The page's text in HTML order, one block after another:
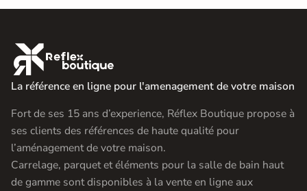

La référence en ligne pour l'amenagement de votre maison
Fort de ses 15 ans d’experience, Réflex Boutique propose à
ses clients des références de haute qualité pour
l’aménagement de votre maison.
Carrelage, parquet et éléments pour la salle de bain haut
de gamme sont disponibles à la vente en ligne aux